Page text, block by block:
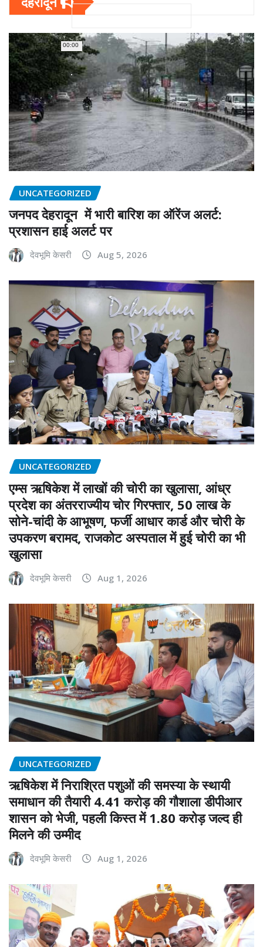
00:00
UNCATEGORIZED
जनपद देहरादून में भारी बारिश का ऑरेंज अलर्ट:
प्रशासन हाई अलर्ट पर
देवभूमि केसरी Aug 5, 2026
UNCATEGORIZED
एम्स ऋषिकेश में लाखों की चोरी का खुलासा, आंध्र
प्रदेश का अंतरराज्यीय चोर गिरफ्तार, 50 लाख के
सोने-चांदी के आभूषण, फर्जी आधार कार्ड और चोरी के
उपकरण बरामद, राजकोट अस्पताल में हुई चोरी का भी
खुलासा
देवभूमि केसरी Aug 1, 2026
UNCATEGORIZED
ऋषिकेश में निराश्रित पशुओं की समस्या के स्थायी
समाधान की तैयारी 4.41 करोड़ की गौशाला डीपीआर
शासन को भेजी, पहली किस्त में 1.80 करोड़ जल्द ही
मिलने की उम्मीद
देवभूमि केसरी Aug 1, 2026